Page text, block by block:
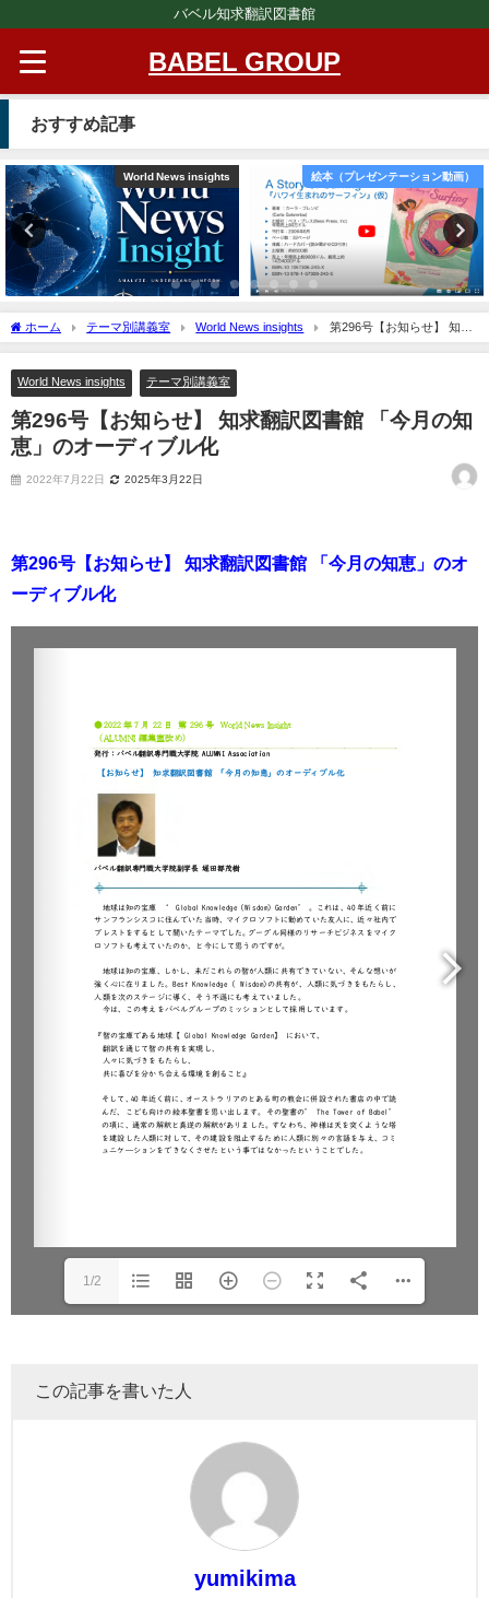
バベル知求翻訳図書館
BABEL GROUP
おすすめ記事
World News insights 絵本（プレゼンテーション動画）
ホーム テーマ別講義室 World News insights
第296号【お知らせ】 知求
翻訳図書館 「今月の知恵」のオーディブル化
World News insights テーマ別講義室
第296号【お知らせ】 知求翻訳図書館 「今月の知
恵」のオーディブル化
2022年7月22日 2025年3月22日
第296号【お知らせ】 知求翻訳図書館 「今月の知恵」のオ
ーディブル化
1/2
この記事を書いた人
yumikima